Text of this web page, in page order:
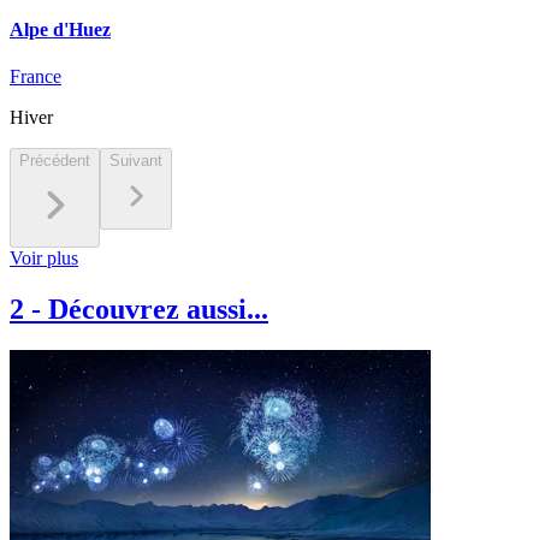
Alpe d'Huez
France
Hiver
Précédent Suivant
Voir plus
2 - Découvrez aussi...